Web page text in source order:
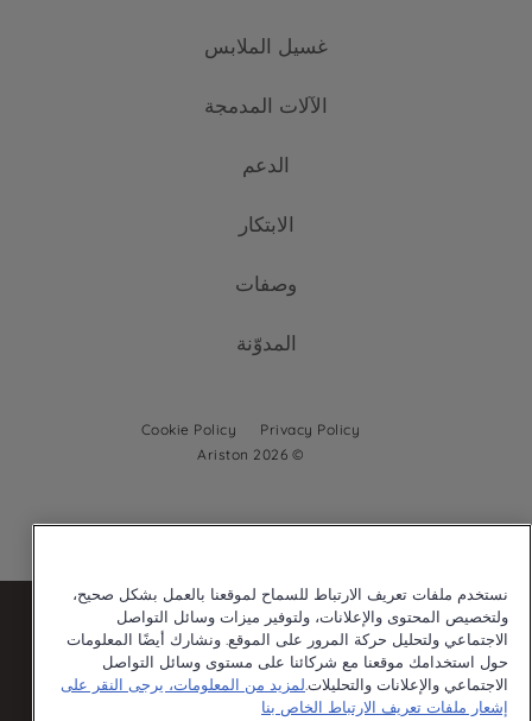
التبريد
المجمدات والثلاجات
الطهي
الأفران المدمجة
غسالة الصحون
غسالة صحون المستقلة
غسيل الملابس
غسالة الملابس
غسالة الملابس المستقلة
غسالات ومجففات
غسالات ومجففات قائمة بذاتها
الآلات المدمجة
الطهي
الأفران المدمجة
المواقد المسطحة المدمجة
الدعم
تواصل معنا
الابتكار
وصفات
المدوّنة
© 2026 Ariston
Privacy Policy
Cookie Policy
Our parent company, Beko has 55,000 employees throughout the
world with its global operations through its subsidiaries in 57
countries and 45 production facilities in 13 countries
(i.e. Türkiye, UK, Italy, Romania, Slovakia, Poland, South Africa,
نستخدم ملفات تعريف الارتباط للسماح لموقعنا بالعمل بشكل صحيح،
ولتخصيص المحتوى والإعلانات، ولتوفير ميزات وسائل التواصل
الاجتماعي ولتحليل حركة المرور على الموقع. ونشارك أيضًا المعلومات
حول استخدامك موقعنا مع شركائنا على مستوى وسائل التواصل
الاجتماعي والإعلانات والتحليلات.لمزيد من المعلومات، يرجى النقر على
إشعار ملفات تعريف الارتباط الخاص بنا